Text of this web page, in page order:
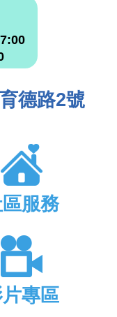
德路2號
服務
專區